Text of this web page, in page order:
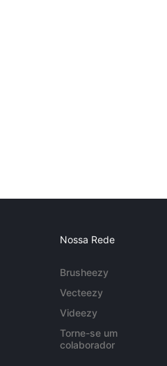
Nossa Rede
Brusheezy
Vecteezy
Videezy
Torne-se um
colaborador